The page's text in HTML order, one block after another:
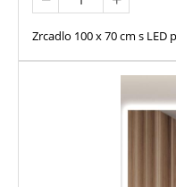
Zrcadlo 100 x 70 cm s